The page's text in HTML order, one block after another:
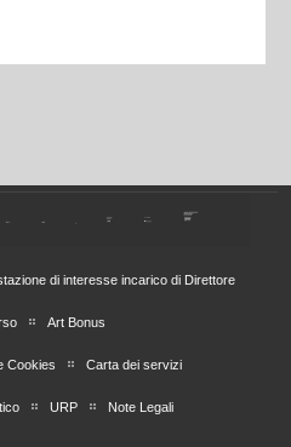
di interesse incarico di Direttore
Art Bonus
Cookies Carta dei servizi
URP Note Legali